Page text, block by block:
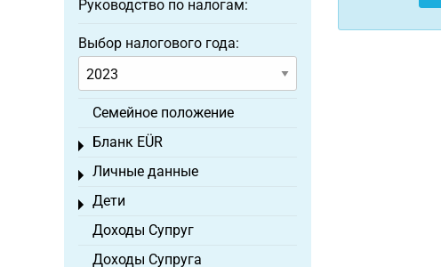
Руководство по налогам:
Выбор налогового года:
Семейное положение
Бланк EÜR
Toggle menu
Личные данные
Toggle menu
Дети
Toggle menu
Доходы Супруг
Доходы Супруга